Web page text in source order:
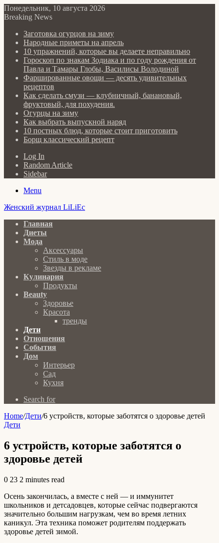
Понедельник, 10 августа 2026
Breaking News
Заготовка огурцов на зиму
Народные приметы на апрель
10 упражнений, которые вы делаете неправильно
Гороскоп по знакам Зодиака и по году рождения от
Павла и Тамары Глобы, Василисы Володиной
Фаршированные овощи — десять удивительных
рецептов
Как сделать cмузи — клубничный, банановый,
фруктовый, для похудения.
Огурцы на зиму
Как выбрать выпускной наряд
10 постных блюд, которые стоит приготовить
Борщ классический рецепт
Log In
Random Article
Sidebar
Menu
Женский журнал LiLiEc
Главная
Диеты
Мода
Аксессуары
Стиль в моде
Звезды в рекламе
Кулинария
Продукты
Beauty
Здоровье
Красота
тренды
Дети
Отношения
События
Дом
Интерьер
Сад
Кухня
Search for
Home/Дети/6 устройств, которые заботятся о здоровье детей
Дети
6 устройств, которые заботятся о
здоровье детей
0 23 2 minutes read
Осень закончилась, а вместе с ней — и иммунитет
школьников и детсадовцев, которые сейчас подвергаются
значительно большим нагрузкам, чем во время летних
каникул. Эта техника поможет родителям поддержать
здоровье детей зимой.